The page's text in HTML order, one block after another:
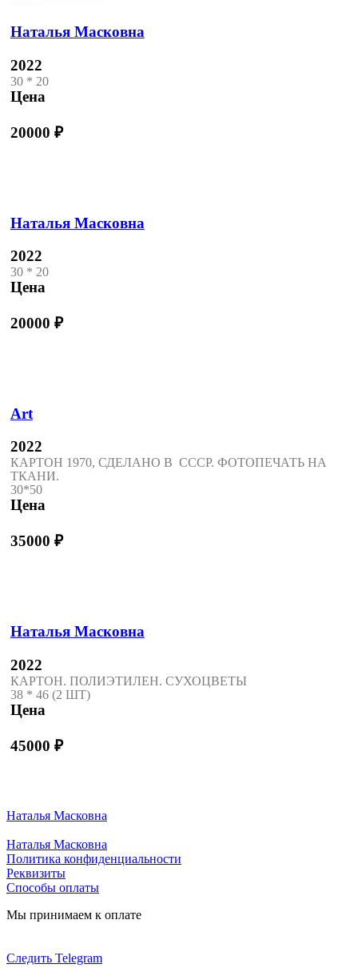
Наталья Масковна
2022
30 * 20
Цена
20000 ₽
Наталья Масковна
2022
30 * 20
Цена
20000 ₽
Art
2022
КАРТОН 1970, СДЕЛАНО В СССР. ФОТОПЕЧАТЬ НА
ТКАНИ.
30*50
Цена
35000 ₽
Наталья Масковна
2022
КАРТОН. ПОЛИЭТИЛЕН. СУХОЦВЕТЫ
38 * 46 (2 ШТ)
Цена
45000 ₽
Наталья Масковна
Наталья Масковна
Политика конфиденциальности
Реквизиты
Способы оплаты
Мы принимаем к оплате
Следить Telegram